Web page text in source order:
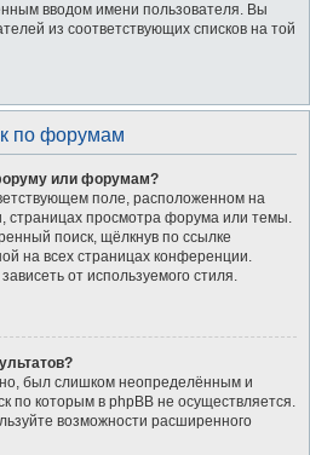
вводом имени пользователя. Вы
из соответствующих списков на той
по форумам
или форумам?
поле, расположенном на
страницах просмотра форума или темы.
поиск, щёлкнув по ссылке
на всех страницах конференции.
от используемого стиля.
был слишком неопределённым и
по которым в phpBB не осуществляется.
возможности расширенного